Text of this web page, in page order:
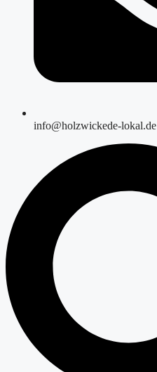
info@holzwickede-lokal.de